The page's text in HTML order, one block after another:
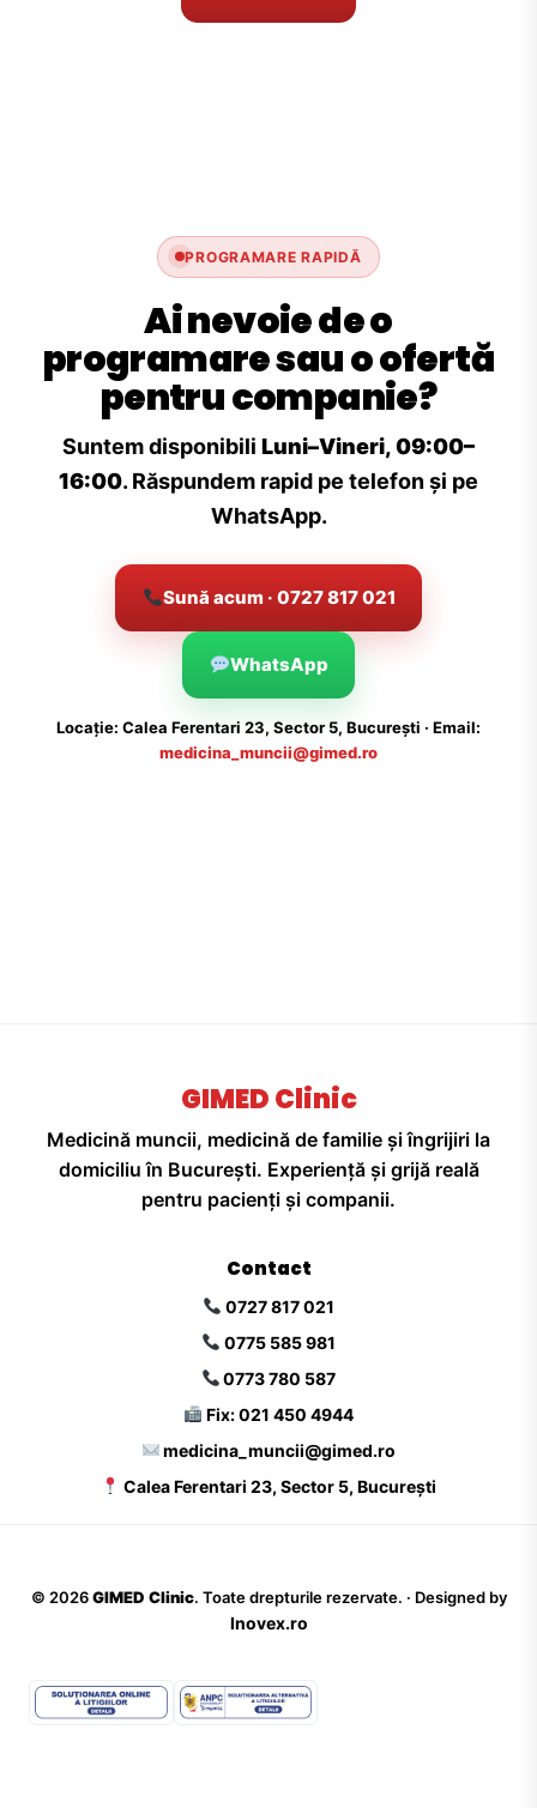
PROGRAMARE RAPIDĂ
Ai nevoie de o
programare sau o ofertă
pentru companie?
Suntem disponibili Luni–Vineri, 09:00–
16:00. Răspundem rapid pe telefon și pe
WhatsApp.
Sună acum · 0727 817 021
WhatsApp
Locație: Calea Ferentari 23, Sector 5, București · Email:
medicina_muncii@gimed.ro
GIMED Clinic
Medicină muncii, medicină de familie și îngrijiri la
domiciliu în București. Experiență și grijă reală
pentru pacienți și companii.
Contact
0727 817 021
0775 585 981
0773 780 587
Fix: 021 450 4944
medicina_muncii@gimed.ro
Calea Ferentari 23, Sector 5, București
© 2026 GIMED Clinic. Toate drepturile rezervate. · Designed by
Inovex.ro